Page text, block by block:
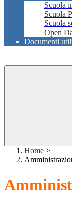
Scuola
Scuola
Scuola
Open
Documenti
Home >